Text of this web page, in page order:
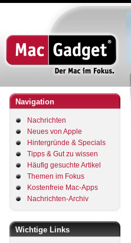
Navigation
Nachrichten
Neues von Apple
Hintergründe & Specials
Tipps & Gut zu wissen
Häufig gesuchte Artikel
Themen im Fokus
Kostenfreie Mac-Apps
Nachrichten-Archiv
Wichtige Links